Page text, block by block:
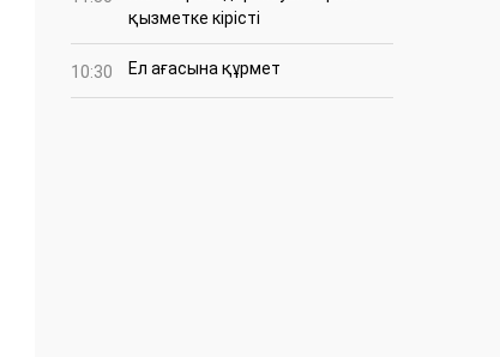
қызметке кірісті
10:30 Ел ағасына құрмет